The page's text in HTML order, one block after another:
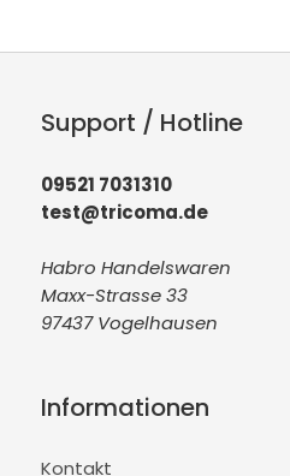
Support / Hotline
09521 7031310
test@tricoma.de
Habro Handelswaren
Maxx-Strasse 33
97437 Vogelhausen
Informationen
Kontakt